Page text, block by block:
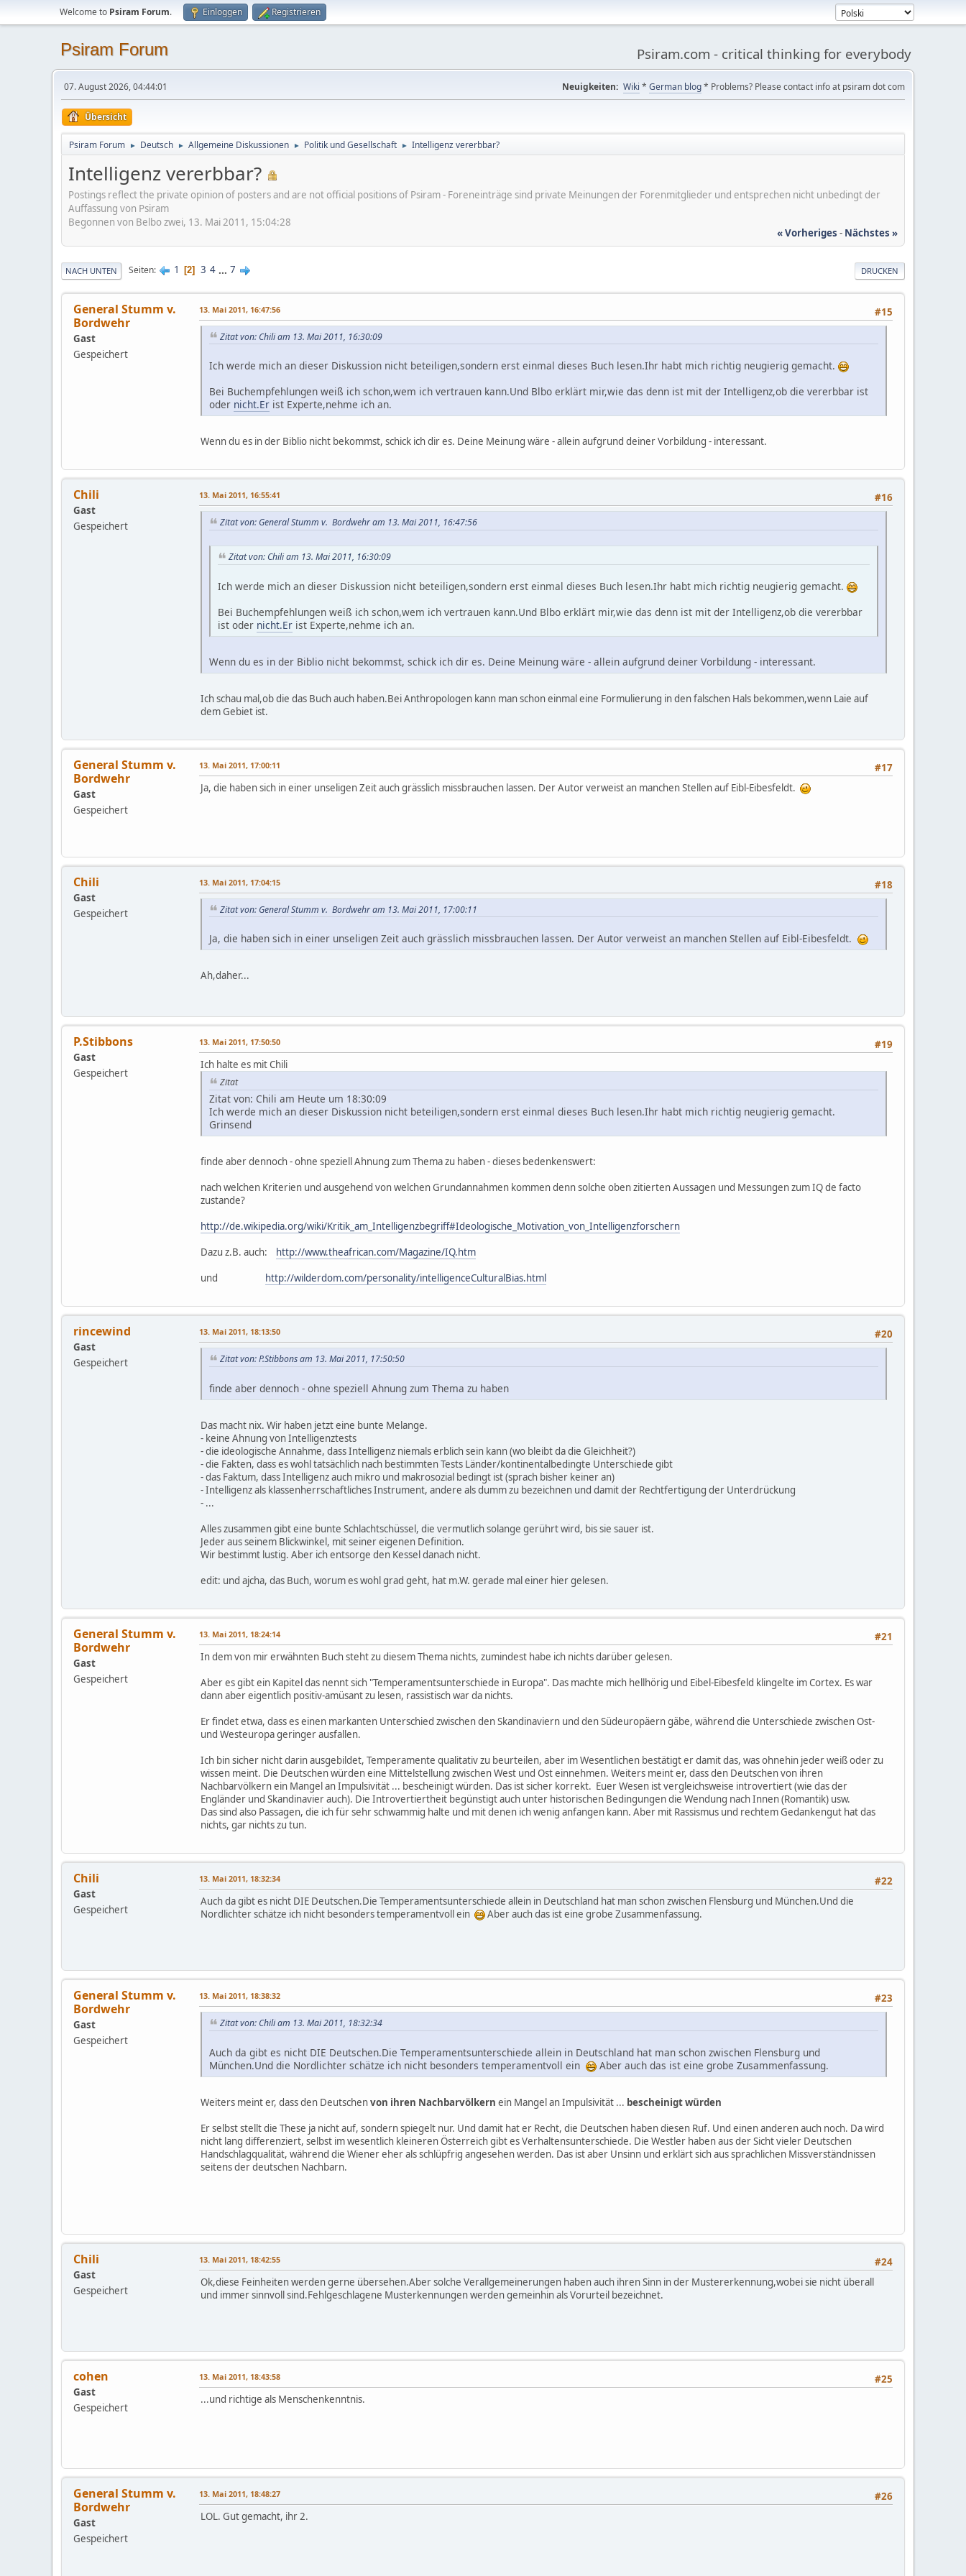
Welcome to Psiram Forum. Einloggen Registrieren
Psiram Forum Psiram.com - critical thinking for everybody
07. August 2026, 04:44:01 Neuigkeiten: Wiki * German blog* Problems? Please contact info at psiram dot com
Übersicht
Psiram Forum ► Deutsch ► Allgemeine Diskussionen ► Politik und Gesellschaft ► Intelligenz vererbbar?
Intelligenz vererbbar?
Postings reflect the private opinion of posters and are not official positions of Psiram - Foreneinträge sind private Meinungen der Forenmitglieder und entsprechen nicht unbedingt der
Auffassung von Psiram
Begonnen von Belbo zwei, 13. Mai 2011, 15:04:28
« Vorheriges - Nächstes »
DRUCKEN
NACH UNTEN Seiten 1 2 3 4 ... 7
General Stumm v.
Bordwehr
Gast
Gespeichert
#15
13. Mai 2011, 16:47:56
Zitat von: Chili am 13. Mai 2011, 16:30:09
Ich werde mich an dieser Diskussion nicht beteiligen,sondern erst einmal dieses Buch lesen.Ihr habt mich richtig neugierig gemacht.
Bei Buchempfehlungen weiß ich schon,wem ich vertrauen kann.Und Blbo erklärt mir,wie das denn ist mit der Intelligenz,ob die vererbbar ist
oder nicht.Er ist Experte,nehme ich an.
Wenn du es in der Biblio nicht bekommst, schick ich dir es. Deine Meinung wäre - allein aufgrund deiner Vorbildung - interessant.
Chili
Gast
Gespeichert
#16
13. Mai 2011, 16:55:41
Zitat von: General Stumm v. Bordwehr am 13. Mai 2011, 16:47:56
Zitat von: Chili am 13. Mai 2011, 16:30:09
Ich werde mich an dieser Diskussion nicht beteiligen,sondern erst einmal dieses Buch lesen.Ihr habt mich richtig neugierig gemacht.
Bei Buchempfehlungen weiß ich schon,wem ich vertrauen kann.Und Blbo erklärt mir,wie das denn ist mit der Intelligenz,ob die vererbbar
ist oder nicht.Er ist Experte,nehme ich an.
Wenn du es in der Biblio nicht bekommst, schick ich dir es. Deine Meinung wäre - allein aufgrund deiner Vorbildung - interessant.
Ich schau mal,ob die das Buch auch haben.Bei Anthropologen kann man schon einmal eine Formulierung in den falschen Hals bekommen,wenn Laie auf
dem Gebiet ist.
General Stumm v.
Bordwehr
Gast
Gespeichert
#17
13. Mai 2011, 17:00:11
Ja, die haben sich in einer unseligen Zeit auch grässlich missbrauchen lassen. Der Autor verweist an manchen Stellen auf Eibl-Eibesfeldt.
Chili
Gast
Gespeichert
#18
13. Mai 2011, 17:04:15
Zitat von: General Stumm v. Bordwehr am 13. Mai 2011, 17:00:11
Ja, die haben sich in einer unseligen Zeit auch grässlich missbrauchen lassen. Der Autor verweist an manchen Stellen auf Eibl-Eibesfeldt.
Ah,daher...
P.Stibbons
Gast
Gespeichert
#19
13. Mai 2011, 17:50:50
Ich halte es mit Chili
Zitat
Zitat von: Chili am Heute um 18:30:09
Ich werde mich an dieser Diskussion nicht beteiligen,sondern erst einmal dieses Buch lesen.Ihr habt mich richtig neugierig gemacht.
Grinsend
finde aber dennoch - ohne speziell Ahnung zum Thema zu haben - dieses bedenkenswert:
nach welchen Kriterien und ausgehend von welchen Grundannahmen kommen denn solche oben zitierten Aussagen und Messungen zum IQ de facto
zustande?
http://de.wikipedia.org/wiki/Kritik_am_Intelligenzbegriff#Ideologische_Motivation_von_Intelligenzforschern
Dazu z.B. auch: http://www.theafrican.com/Magazine/IQ.htm
und http://wilderdom.com/personality/intelligenceCulturalBias.html
rincewind
Gast
Gespeichert
#20
13. Mai 2011, 18:13:50
Zitat von: P.Stibbons am 13. Mai 2011, 17:50:50
finde aber dennoch - ohne speziell Ahnung zum Thema zu haben
Das macht nix. Wir haben jetzt eine bunte Melange.
- keine Ahnung von Intelligenztests
- die ideologische Annahme, dass Intelligenz niemals erblich sein kann (wo bleibt da die Gleichheit?)
- die Fakten, dass es wohl tatsächlich nach bestimmten Tests Länder/kontinentalbedingte Unterschiede gibt
- das Faktum, dass Intelligenz auch mikro und makrosozial bedingt ist (sprach bisher keiner an)
- Intelligenz als klassenherrschaftliches Instrument, andere als dumm zu bezeichnen und damit der Rechtfertigung der Unterdrückung
- ...
Alles zusammen gibt eine bunte Schlachtschüssel, die vermutlich solange gerührt wird, bis sie sauer ist.
Jeder aus seinem Blickwinkel, mit seiner eigenen Definition.
Wir bestimmt lustig. Aber ich entsorge den Kessel danach nicht.
edit: und ajcha, das Buch, worum es wohl grad geht, hat m.W. gerade mal einer hier gelesen.
General Stumm v.
Bordwehr
Gast
Gespeichert
#21
13. Mai 2011, 18:24:14
In dem von mir erwähnten Buch steht zu diesem Thema nichts, zumindest habe ich nichts darüber gelesen.
Aber es gibt ein Kapitel das nennt sich "Temperamentsunterschiede in Europa". Das machte mich hellhörig und Eibel-Eibesfeld klingelte im Cortex. Es war
dann aber eigentlich positiv-amüsant zu lesen, rassistisch war da nichts.
Er findet etwa, dass es einen markanten Unterschied zwischen den Skandinaviern und den Südeuropäern gäbe, während die Unterschiede zwischen Ost-
und Westeuropa geringer ausfallen.
Ich bin sicher nicht darin ausgebildet, Temperamente qualitativ zu beurteilen, aber im Wesentlichen bestätigt er damit das, was ohnehin jeder weiß oder zu
wissen meint. Die Deutschen würden eine Mittelstellung zwischen West und Ost einnehmen. Weiters meint er, dass den Deutschen von ihren
Nachbarvölkern ein Mangel an Impulsivität ... bescheinigt würden. Das ist sicher korrekt. Euer Wesen ist vergleichsweise introvertiert (wie das der
Engländer und Skandinavier auch). Die Introvertiertheit begünstigt auch unter historischen Bedingungen die Wendung nach Innen (Romantik) usw.
Das sind also Passagen, die ich für sehr schwammig halte und mit denen ich wenig anfangen kann. Aber mit Rassismus und rechtem Gedankengut hat das
nichts, gar nichts zu tun.
Chili
Gast
Gespeichert
#22
13. Mai 2011, 18:32:34
Auch da gibt es nicht DIE Deutschen.Die Temperamentsunterschiede allein in Deutschland hat man schon zwischen Flensburg und München.Und die
Nordlichter schätze ich nicht besonders temperamentvoll ein
Aber auch das ist eine grobe Zusammenfassung.
General Stumm v.
Bordwehr
Gast
Gespeichert
#23
13. Mai 2011, 18:38:32
Zitat von: Chili am 13. Mai 2011, 18:32:34
Auch da gibt es nicht DIE Deutschen.Die Temperamentsunterschiede allein in Deutschland hat man schon zwischen Flensburg und
München.Und die Nordlichter schätze ich nicht besonders temperamentvoll ein
Aber auch das ist eine grobe Zusammenfassung.
Weiters meint er, dass den Deutschenvon ihren Nachbarvölkern ein Mangel an Impulsivität ... bescheinigtwürden
Er selbst stellt die These ja nicht auf, sondern spiegelt nur. Und damit hat er Recht, die Deutschen haben diesen Ruf. Und einen anderen auch noch. Da wird
nicht lang differenziert, selbst im wesentlich kleineren Österreich gibt es Verhaltensunterschiede. Die Westler haben aus der Sicht vieler Deutschen
Handschlagqualität, während die Wiener eher als schlüpfrig angesehen werden. Das ist aber Unsinn und erklärt sich aus sprachlichen Missverständnissen
seitens der deutschen Nachbarn.
Chili
Gast
Gespeichert
#24
13. Mai 2011, 18:42:55
Ok,diese Feinheiten werden gerne übersehen.Aber solche Verallgemeinerungen haben auch ihren Sinn in der Mustererkennung,wobei sie nicht überall
und immer sinnvoll sind.Fehlgeschlagene Musterkennungen werden gemeinhin als Vorurteil bezeichnet.
cohen
Gast
Gespeichert
#25
13. Mai 2011, 18:43:58
...und richtige als Menschenkenntnis.
General Stumm v.
Bordwehr
Gast
Gespeichert
#26
13. Mai 2011, 18:48:27
LOL. Gut gemacht, ihr 2.